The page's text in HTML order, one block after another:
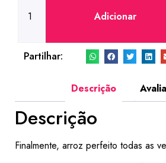
Adicionar
Partilhar:
Descrição
Descrição
Finalmente, arroz perfeito todas as